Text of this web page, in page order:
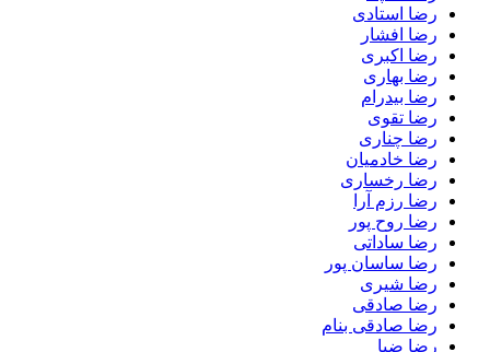
رضا استادی
رضا افشار
رضا اکبری
رضا بهاری
رضا بیدرام
رضا تقوی
رضا چناری
رضا خادمیان
رضا رخساری
رضا رزم آرا
رضا روح پور
رضا ساداتی
رضا ساسان پور
رضا شیری
رضا صادقی
رضا صادقی بنام
رضا ضیا